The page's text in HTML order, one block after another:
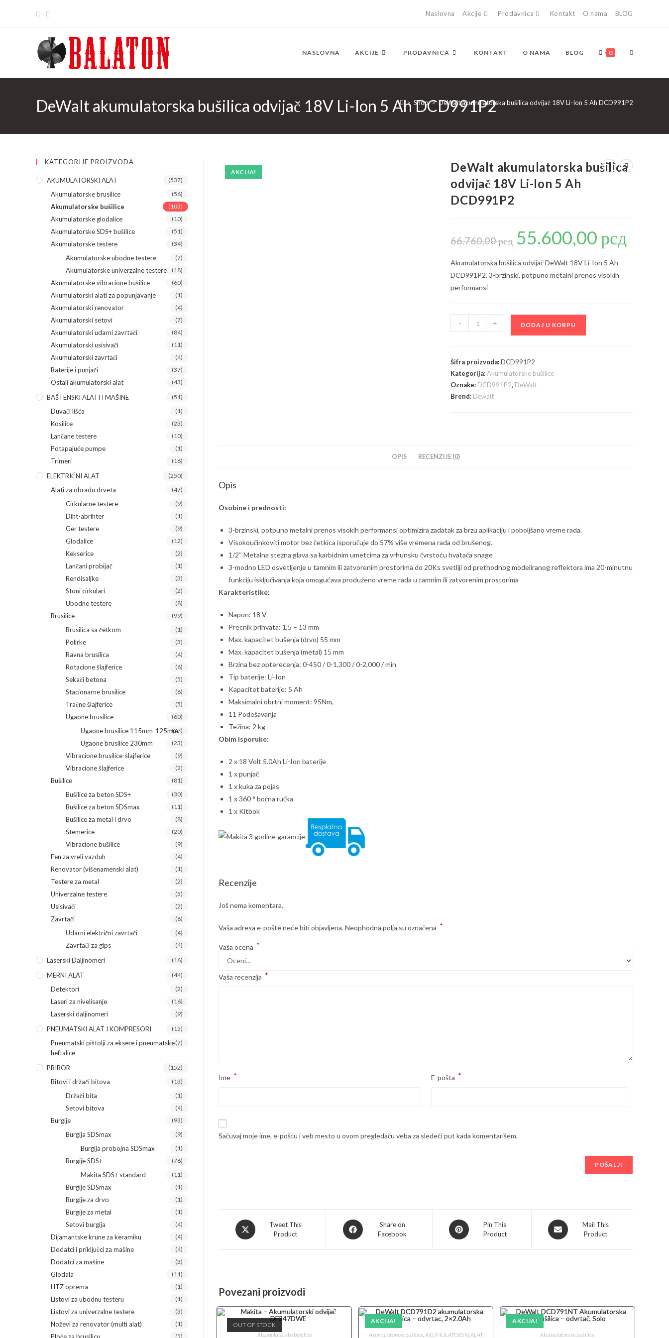
Naslovna Akcije Prodavnica Kontakt O nama BLOG
NASLOVNA AKCIJE PRODAVNICA KONTAKT O NAMA BLOG 0 TOGGLE
WEBSITE
DeWalt akumulatorska bušilica odvijač 18V Li-Ion 5 Ah DCD991P2
> Shop > DeWalt akumulatorska bušilica odvijač 18V Li-Ion 5 Ah DCD991P2
AKCIJA!
DeWalt akumulatorska bušilica
odvijač 18V Li-Ion 5 Ah
DCD991P2
66.760,00рсд
Originalna
cena
je
66.760,00 рсд.
55.600,00рсдje:
Akumulatorska bušilica odvijač DeWalt 18V Li-Ion 5 Ah
DCD991P2. 3-brzinski, potpuno metalni prenos visokih
performansi
akumulatorska
odvijač
18V
Li-
Ion
- + DODAJ U KORPU
Šifra proizvoda:DCD991P2
Kategorija:Akumulatorske bušilice
Oznake: DCD991P2, DeWalt
Brend: Dewalt
OPIS RECENZIJE (0)
Opis
Osobine i prednosti:
3-brzinski, potpuno metalni prenos visokih performansi optimizira zadatak za brzu aplikaciju i poboljšano vreme rada.
Visokoučinkoviti motor bez četkica isporučuje do 57% više vremena rada od brušenog.
1/2″ Metalna stezna glava sa karbidnim umetcima za vrhunsku čvrstoću hvatača snage
3-modno LED osvetljenje u tamnim ili zatvorenim prostorima do 20Ks svetliji od prethodnog modeliranog reflektora ima 20-minutnu
funkciju isključivanja koja omogućava produženo vreme rada u tamnim ili zatvorenim prostorima
Karakteristike:
Napon: 18 V
Precnik prihvata: 1,5 – 13 mm
Max. kapacitet bušenja (drvo) 55 mm
Max. kapacitet bušenja (metal) 15 mm
Brzina bez opterecenja: 0-450 / 0-1,300 / 0-2,000 / min
Tip baterije: Li-Ion
Kapacitet baterije: 5 Ah
Maksimalni obrtni moment: 95Nm,
11 Podešavanja
Težina: 2 kg
Obim isporuke:
2 x 18 Volt 5.0Ah Li-Ion baterije
1 x punjač
1 x kuka za pojas
1 x 360 ° bočna ručka
1 x Kitbok
Recenzije
Još nema komentara.
Vaša adresa e-pošte neće biti objavljena.Neophodna polja su označena *
Vaša ocena *
Vaša recenzija *
Ime * E-pošta *
Sačuvaj moje ime, e-poštu i veb mesto u ovom pregledaču veba za sledeći put kada komentarišem.
Opens
in
Tweet This
Product
Opens
in
Share on
Facebook
Opens
in
Pin This
Product
Opens
in
Mail This
Product
Povezani proizvodi
OUT OF STOCK
Akumulatorske bušilice
AKCIJA!
Akumulatorske bušilice, AKUMULATORSKI ALAT
AKCIJA!
Akumulatorske bušilice
KATEGORIJE PROIZVODA
AKUMULATORSKI ALAT (537)
Akumulatorske brusilice (56)
Akumulatorske bušilice (103)
Akumulatorske glodalice (10)
Akumulatorske SDS+ bušilice (51)
Akumulatorske testere (34)
Akumulatorske ubodne testere (7)
Akumulatorske univerzalne testere (18)
Akumulatorske vibracione bušilice (60)
Akumulatorski alati za popunjavanje (1)
Akumulatorski renovator (4)
Akumulatorski setovi (7)
Akumulatorski udarni zavrtači (84)
Akumulatorski usisivači (11)
Akumulatorski zavrtači (4)
Baterije i punjači (37)
Ostali akumulatorski alat (43)
BAŠTENSKI ALATI I MAŠINE (51)
Duvači lišća (1)
Kosilice (23)
Lančane testere (10)
Potapajuće pumpe (1)
Trimeri (16)
ELEKTRIČNI ALAT (250)
Alati za obradu drveta (47)
Cirkularne testere (9)
Diht-abrihter (1)
Ger testere (9)
Glodalice (12)
Kekserice (2)
Lančani probijač (1)
Rendisaljke (3)
Stoni cirkulari (2)
Ubodne testere (8)
Brusilice (99)
Brusilica sa četkom (1)
Polirke (3)
Ravna brusilica (4)
Rotacione šlajferice (6)
Sekači betona (5)
Stacionarne brusilice (6)
Tračne šlajferice (5)
Ugaone brusilice (60)
Ugaone brusilice 115mm-125mm
(37)
Ugaone brusilice 230mm (23)
Vibracione brusilice-šlajferice (9)
Vibracione šlajferice (2)
Bušilice (81)
Bušilice za beton SDS+ (30)
Bušilice za beton SDSmax (11)
Bušilice za metal i drvo (8)
Štemerice (20)
Vibracione bušilice (9)
Fen za vreli vazduh (4)
Renovator (višenamenski alat) (1)
Testere za metal (2)
Univerzalne testere (5)
Usisivači (2)
Zavrtači (8)
Udarni električni zavrtači (4)
Zavrtači za gips (4)
Laserski Daljinomeri (16)
MERNI ALAT (44)
Detektori (2)
Laseri za nivelisanje (16)
Laserski daljinomeri (9)
PNEUMATSKI ALAT I KOMPRESORI (15)
Pneumatski pištolji za eksere i pneumatske
heftalice
(7)
PRIBOR (152)
Bitovi i držači bitova (13)
Držači bita (1)
Setovi bitova (4)
Burgije (93)
Burgija SDSmax (9)
Burgija probojna SDSmax (1)
Burgije SDS+ (76)
Makita SDS+ standard (11)
Burgije SDSmax (1)
Burgije za drvo (1)
Burgije za metal (1)
Setovi burgija (4)
Dijamantske krune za keramiku (4)
Dodatci i priključci za mašine (4)
Dodatci za mašine (3)
Glodala (11)
HTZ oprema (1)
Listovi za ubodnu testeru (1)
Listovi za univerzalne testere (3)
Noževi za renovator (multi alat) (1)
(5)